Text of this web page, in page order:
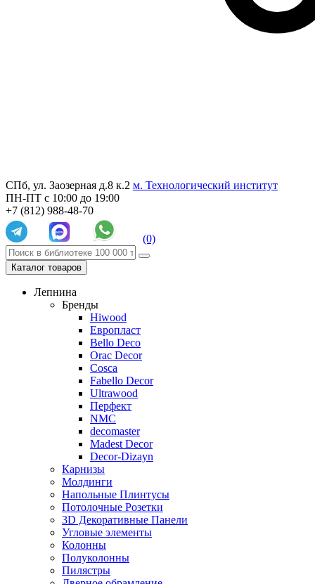
СПб, ул. Заозерная д.8 к.2 м. Технологический институт
ПН-ПТ с 10:00 до 19:00
+7 (812) 988-48-70
(0)
Каталог товаров
Лепнина
Бренды
Hiwood
Европласт
Bello Deco
Orac Decor
Cosca
Fabello Decor
Ultrawood
Перфект
NMC
decomaster
Madest Decor
Decor-Dizayn
Карнизы
Молдинги
Напольные Плинтусы
Потолочные Розетки
3D Декоративные Панели
Угловые элементы
Колонны
Полуколонны
Пилястры